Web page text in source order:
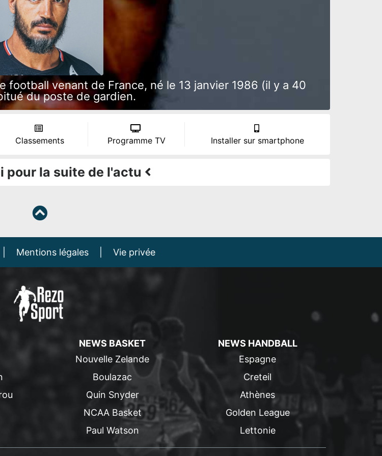
football venant de France, né le 13 janvier 1986 (il y a 40
du poste de gardien.
Classements Programme TV Installer sur smartphone
pour la suite de l'actu
Mentions légales Vie privée
NEWS BASKET
Nouvelle Zelande
Boulazac
Quin Snyder
NCAA Basket
Paul Watson
NEWS HANDBALL
Espagne
Creteil
Athènes
Golden League
Lettonie